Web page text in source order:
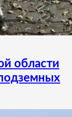
области